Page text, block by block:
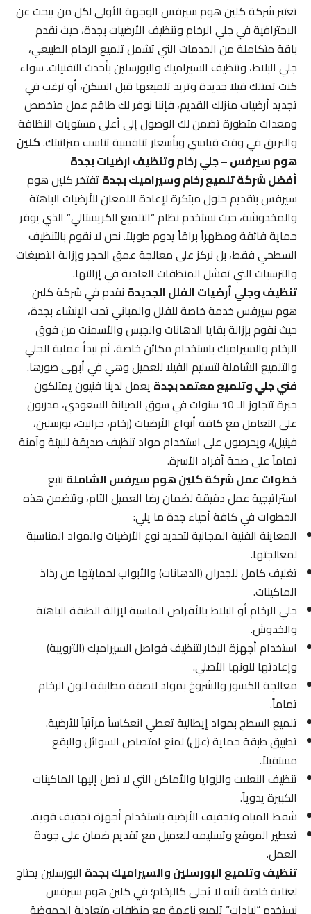
تعتبر شركة كلين هوم سيرفس الوجهة الأولى لكل من يبحث عن
الاحترافية في جلي الرخام وتنظيف الأرضيات بجدة، حيث نقدم
باقة متكاملة من الخدمات التي تشمل تلميع الرخام الطبيعي،
جلي البلاط، وتنظيف السيراميك والبورسلين بأحدث التقنيات. سواء
كنت تمتلك فيلا جديدة وتريد تلميعها قبل السكن، أو ترغب في
تجديد أرضيات منزلك القديم، فإننا نوفر لك طاقم عمل متخصص
ومعدات متطورة تضمن لك الوصول إلى أعلى مستويات النظافة
والبريق في وقت قياسي وبأسعار تنافسية تناسب ميزانيتك.كلين
هوم سيرفس – جلي رخام وتنظيف ارضيات بجدة
أفضل شركة تلميع رخام وسيراميك بجدةتفتخر كلين هوم
سيرفس بتقديم حلول مبتكرة لإعادة اللمعان للأرضيات الباهتة
والمخدوشة، حيث نستخدم نظام “التلميع الكريستالي” الذي يوفر
حماية فائقة ومظهراً براقاً يدوم طويلاً. نحن لا نقوم بالتنظيف
السطحي فقط، بل نركز على معالجة عمق الحجر وإزالة التصبغات
والترسبات التي تفشل المنظفات العادية في إزالتها.
تنظيف وجلي أرضيات الفلل الجديدةنقدم في شركة كلين
هوم سيرفس خدمة خاصة للفلل والمباني تحت الإنشاء بجدة،
حيث نقوم بإزالة بقايا الدهانات والجبس والأسمنت من فوق
الرخام والسيراميك باستخدام مكائن خاصة، ثم نبدأ عملية الجلي
والتلميع الشاملة لتسليم الفيلا للعميل وهي في أبهى صورها.
فني جلي وتلميع معتمد بجدةيعمل لدينا فنيون يمتلكون
خبرة تتجاوز الـ 10 سنوات في سوق الصيانة السعودي، مدربون
على التعامل مع كافة أنواع الأرضيات (رخام، جرانيت، بورسلين،
فينيل)، ويحرصون على استخدام مواد تنظيف صديقة للبيئة وآمنة
تماماً على صحة أفراد الأسرة.
خطوات عمل شركة كلين هوم سيرفس الشاملةنتبع
استراتيجية عمل دقيقة لضمان رضا العميل التام، وتتضمن هذه
الخطوات في كافة أحياء جدة ما يلي:
المعاينة الفنية المجانية لتحديد نوع الأرضيات والمواد المناسبة
لمعالجتها.
تغليف كامل للجدران (الدهانات) والأبواب لحمايتها من رذاذ
الماكينات.
جلي الرخام أو البلاط بالأقراص الماسية لإزالة الطبقة الباهتة
والخدوش.
استخدام أجهزة البخار لتنظيف فواصل السيراميك (الترويبة)
وإعادتها للونها الأصلي.
معالجة الكسور والشروخ بمواد لاصقة مطابقة للون الرخام
تماماً.
تلميع السطح بمواد إيطالية تعطي انعكاساً مرآتياً للأرضية.
تطبيق طبقة حماية (عزل) لمنع امتصاص السوائل والبقع
مستقبلاً.
تنظيف النعلات والزوايا والأماكن التي لا تصل إليها الماكينات
الكبيرة يدوياً.
شفط المياه وتجفيف الأرضية باستخدام أجهزة تجفيف قوية.
تعطير الموقع وتسليمه للعميل مع تقديم ضمان على جودة
العمل.
تنظيف وتلميع البورسلين والسيراميك بجدةالبورسلين يحتاج
لعناية خاصة لأنه لا يُجلى كالرخام؛ في كلين هوم سيرفس
نستخدم “لبادات” تلميع ناعمة مع منظفات متعادلة الحموضة